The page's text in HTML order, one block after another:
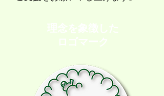
理念を象徴した
ロゴマーク